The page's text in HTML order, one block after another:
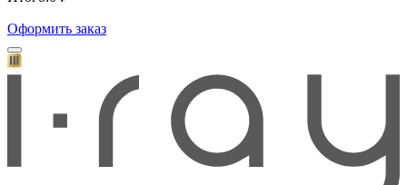
Оформить заказ